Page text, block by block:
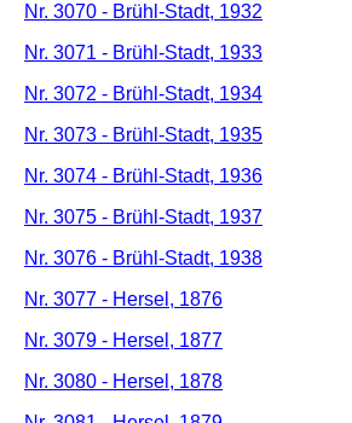
Nr. 3070 - Brühl-Stadt, 1932
Nr. 3071 - Brühl-Stadt, 1933
Nr. 3072 - Brühl-Stadt, 1934
Nr. 3073 - Brühl-Stadt, 1935
Nr. 3074 - Brühl-Stadt, 1936
Nr. 3075 - Brühl-Stadt, 1937
Nr. 3076 - Brühl-Stadt, 1938
Nr. 3077 - Hersel, 1876
Nr. 3079 - Hersel, 1877
Nr. 3080 - Hersel, 1878